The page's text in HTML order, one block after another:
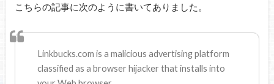
こちらの記事に次のように書いてありました。
Linkbucks.com is a malicious advertising platform
classified as a browser hijacker that installs into